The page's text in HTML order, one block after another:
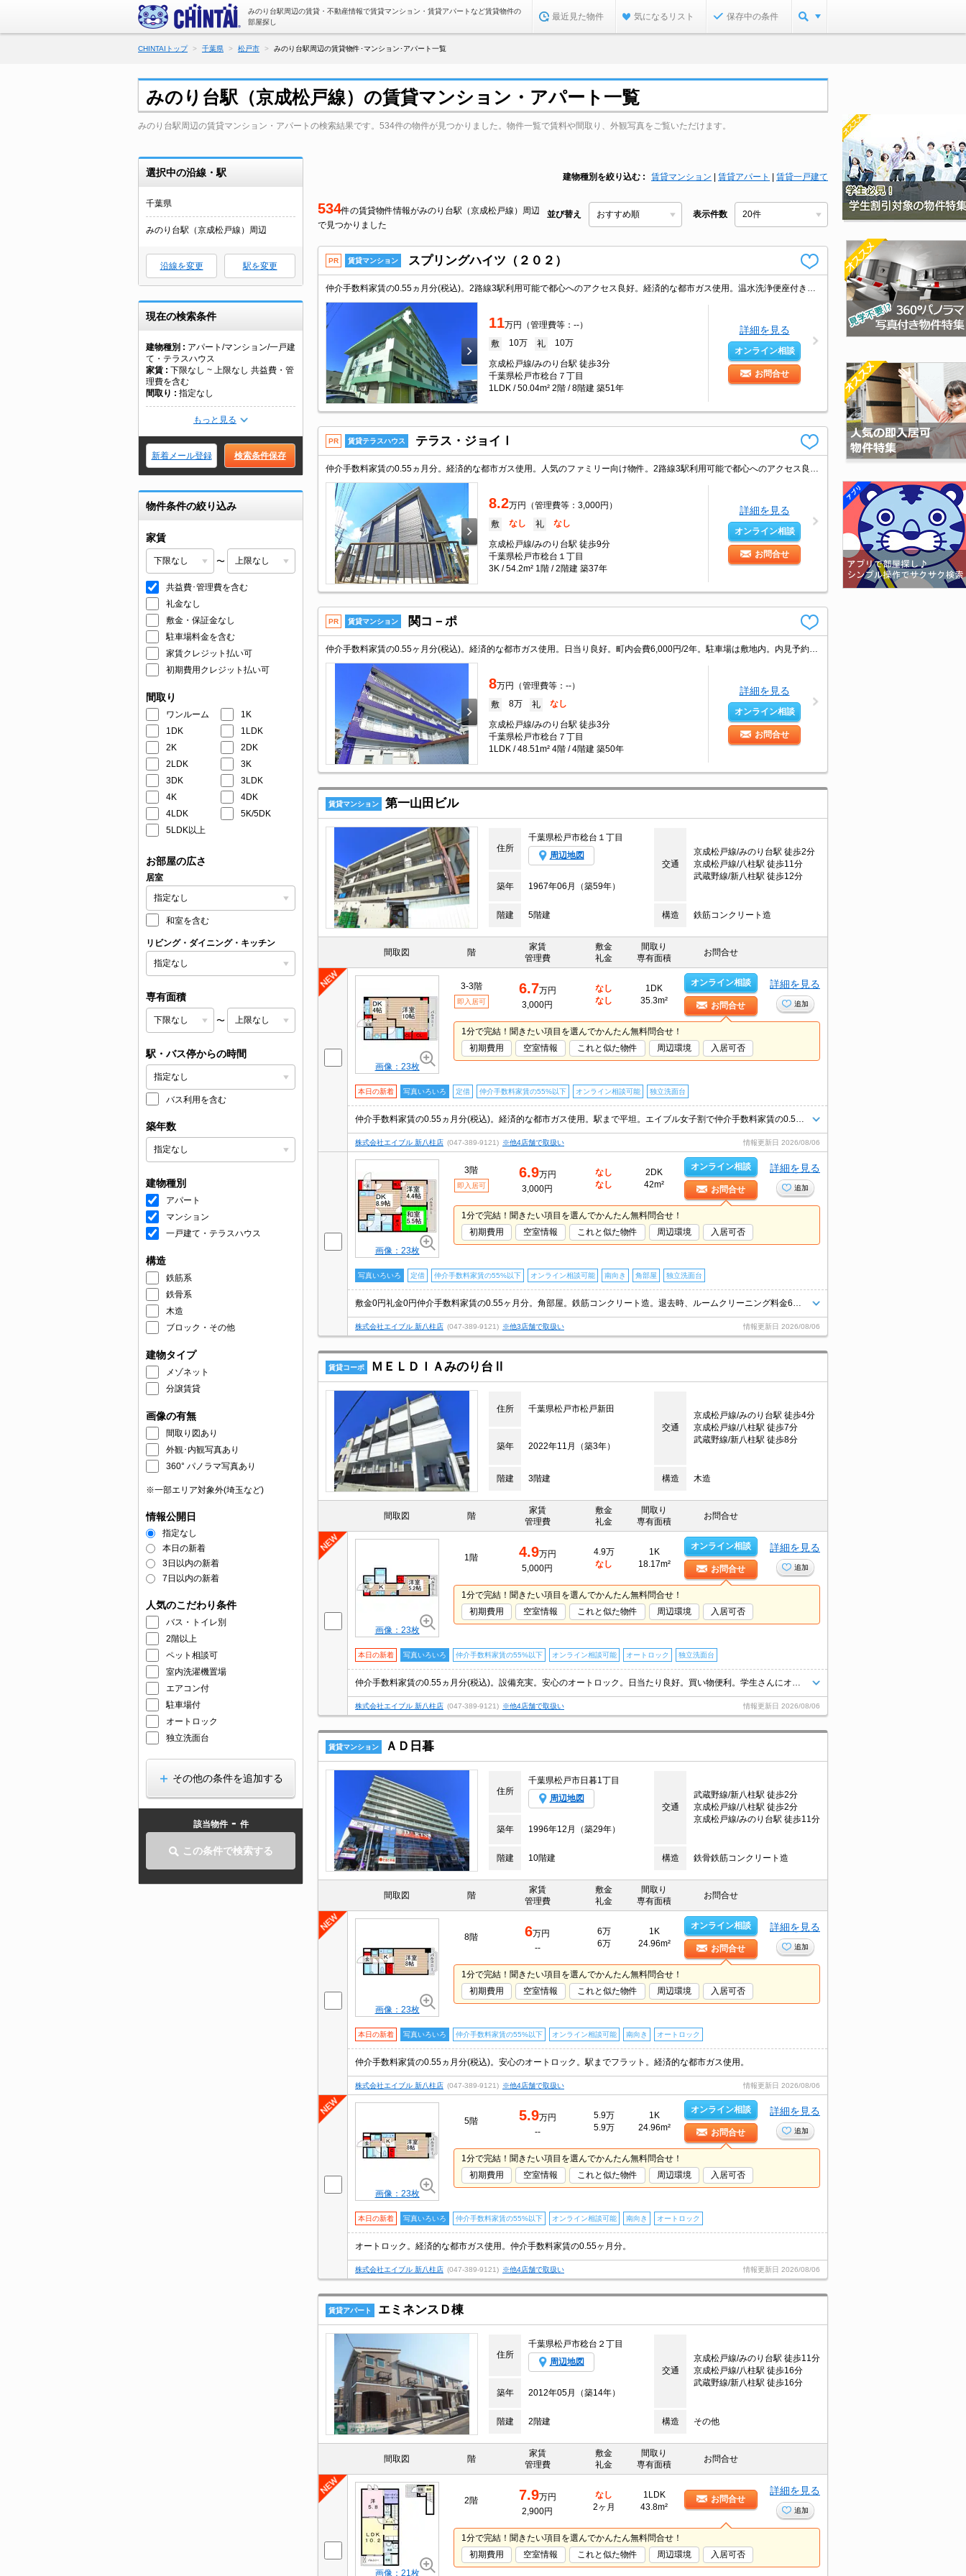
みのり台駅周辺の賃貸・不動産情報で賃貸マンション・賃貸アパートなど賃貸物件の
部屋探し
最近見た物件 気になるリスト 保存中の条件
CHINTAIトップ 千葉県 松戸市 みのり台駅周辺の賃貸物件･マンション･アパート一覧
みのり台駅（京成松戸線）の賃貸マンション・アパート一覧
みのり台駅周辺の賃貸マンション・アパートの検索結果です。534件の物件が見つかりました。物件一覧で賃料や間取り、外観写真をご覧いただけます。
選択中の沿線・駅
千葉県
みのり台駅（京成松戸線）周辺
沿線を変更 駅を変更
現在の検索条件
建物種別
アパート/マンション/一戸建
て・テラスハウス
家賃
下限なし ~ 上限なし 共益費・管
理費を含む
間取り
指定なし
もっと見る
新着メール登録 検索条件保存
物件条件の絞り込み
家賃
〜
共益費･管理費を含む
礼金なし
敷金・保証金なし
駐車場料金を含む
家賃クレジット払い可
初期費用クレジット払い可
間取り
ワンルーム
1K
1DK
1LDK
2K
2DK
2LDK
3K
3DK
3LDK
4K
4DK
4LDK
5K/5DK
5LDK以上
お部屋の広さ
居室
和室を含む
リビング・ダイニング・キッチン
専有面積
〜
駅・バス停からの時間
バス利用を含む
築年数
建物種別
アパート
マンション
一戸建て・テラスハウス
構造
鉄筋系
鉄骨系
木造
ブロック・その他
建物タイプ
メゾネット
分譲賃貸
画像の有無
間取り図あり
外観･内観写真あり
360° パノラマ写真あり
※一部エリア対象外(埼玉など)
情報公開日
指定なし
本日の新着
3日以内の新着
7日以内の新着
人気のこだわり条件
バス・トイレ別
2階以上
ペット相談可
室内洗濯機置場
エアコン付
駐車場付
オートロック
独立洗面台
その他の条件を追加する
該当物件 - 件
この条件で検索する
建物種別を絞り込む 賃貸マンション 賃貸アパート 賃貸一戸建て
534件の賃貸物件情報がみのり台駅（京成松戸線）周辺
で見つかりました
並び替え 表示件数
PR 賃貸マンション スプリングハイツ（２０２）
11万円（管理費等：--）
敷 10万 礼 10万
京成松戸線/みのり台駅 徒歩3分
千葉県松戸市稔台７丁目
1LDK / 50.04m² 2階 / 8階建 築51年
詳細を見る
オンライン相談
お問合せ
PR 賃貸テラスハウス テラス・ジョイⅠ
8.2万円（管理費等：3,000円）
敷 なし 礼 なし
京成松戸線/みのり台駅 徒歩9分
千葉県松戸市稔台１丁目
3K / 54.2m² 1階 / 2階建 築37年
詳細を見る
オンライン相談
お問合せ
PR 賃貸マンション 関コ－ポ
8万円（管理費等：--）
敷 8万 礼 なし
京成松戸線/みのり台駅 徒歩3分
千葉県松戸市稔台７丁目
1LDK / 48.51m² 4階 / 4階建 築50年
詳細を見る
オンライン相談
お問合せ
賃貸マンション 第一山田ビル
住所
千葉県松戸市稔台１丁目
周辺地図
交通
京成松戸線/みのり台駅 徒歩2分
京成松戸線/八柱駅 徒歩11分
武蔵野線/新八柱駅 徒歩12分
築年
1967年06月（築59年）
階建 5階建 構造 鉄筋コンクリート造
間取図 階
家賃
管理費
敷金
礼金
間取り
専有面積
お問合せ
画像：23枚
3-3階
即入居可
6.7万円
3,000円
なし
なし
1DK
35.3m²
オンライン相談
お問合せ
詳細を見る
追加
1分で完結！聞きたい項目を選んでかんたん無料問合せ！
初期費用
空室情報 これと似た物件 周辺環境 入居可否
本日の新着 写真いろいろ 定借 仲介手数料家賃の55%以下 オンライン相談可能 独立洗面台
株式会社エイブル 新八柱店 (047-389-9121) ※他4店舗で取扱い 情報更新日 2026/08/06
画像：23枚
3階
即入居可
6.9万円
3,000円
なし
なし
2DK
42m²
オンライン相談
お問合せ
詳細を見る
追加
1分で完結！聞きたい項目を選んでかんたん無料問合せ！
初期費用
空室情報 これと似た物件 周辺環境 入居可否
写真いろいろ 定借 仲介手数料家賃の55%以下 オンライン相談可能 南向き 角部屋 独立洗面台
株式会社エイブル 新八柱店 (047-389-9121) ※他3店舗で取扱い 情報更新日 2026/08/06
賃貸コーポ ＭＥＬＤＩＡみのり台Ⅱ
住所 千葉県松戸市松戸新田
交通
京成松戸線/みのり台駅 徒歩4分
京成松戸線/八柱駅 徒歩7分
武蔵野線/新八柱駅 徒歩8分
築年 2022年11月（築3年）
階建 3階建 構造 木造
間取図 階
家賃
管理費
敷金
礼金
間取り
専有面積
お問合せ
画像：23枚
1階 4.9万円
5,000円
4.9万
なし
1K
18.17m²
オンライン相談
お問合せ
詳細を見る
追加
1分で完結！聞きたい項目を選んでかんたん無料問合せ！
初期費用
空室情報 これと似た物件 周辺環境 入居可否
本日の新着 写真いろいろ 仲介手数料家賃の55%以下 オンライン相談可能 オートロック 独立洗面台
株式会社エイブル 新八柱店 (047-389-9121) ※他4店舗で取扱い 情報更新日 2026/08/06
賃貸マンション ＡＤ日暮
住所
千葉県松戸市日暮1丁目
周辺地図
交通
武蔵野線/新八柱駅 徒歩2分
京成松戸線/八柱駅 徒歩2分
京成松戸線/みのり台駅 徒歩11分
築年
1996年12月（築29年）
階建 10階建 構造 鉄骨鉄筋コンクリート造
間取図 階
家賃
管理費
敷金
礼金
間取り
専有面積
お問合せ
画像：23枚
8階 6万円
--
6万
6万
1K
24.96m²
オンライン相談
お問合せ
詳細を見る
追加
1分で完結！聞きたい項目を選んでかんたん無料問合せ！
初期費用
空室情報 これと似た物件 周辺環境 入居可否
本日の新着 写真いろいろ 仲介手数料家賃の55%以下 オンライン相談可能 南向き オートロック
仲介手数料家賃の0.55ヵ月分(税込)。安心のオートロック。駅までフラット。経済的な都市ガス使用。
株式会社エイブル 新八柱店 (047-389-9121) ※他4店舗で取扱い 情報更新日 2026/08/06
画像：23枚
5階 5.9万円
--
5.9万
5.9万
1K
24.96m²
オンライン相談
お問合せ
詳細を見る
追加
1分で完結！聞きたい項目を選んでかんたん無料問合せ！
初期費用
空室情報 これと似た物件 周辺環境 入居可否
本日の新着 写真いろいろ 仲介手数料家賃の55%以下 オンライン相談可能 南向き オートロック
オートロック。経済的な都市ガス使用。仲介手数料家賃の0.55ヶ月分。
株式会社エイブル 新八柱店 (047-389-9121) ※他4店舗で取扱い 情報更新日 2026/08/06
賃貸アパート エミネンスＤ棟
住所
千葉県松戸市稔台２丁目
周辺地図
交通
京成松戸線/みのり台駅 徒歩11分
京成松戸線/八柱駅 徒歩16分
武蔵野線/新八柱駅 徒歩16分
築年
2012年05月（築14年）
階建 2階建 構造 その他
間取図 階
家賃
管理費
敷金
礼金
間取り
専有面積
お問合せ
画像：21枚
2階 7.9万円
2,900円
なし
2ヶ月
1LDK
43.8m²
お問合せ
詳細を見る
追加
1分で完結！聞きたい項目を選んでかんたん無料問合せ！
初期費用
空室情報 これと似た物件 周辺環境 入居可否